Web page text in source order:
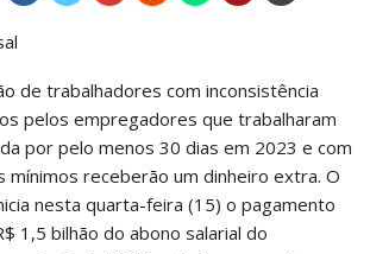
de trabalhadores com inconsistência
pelos empregadores que trabalharam
por pelo menos 30 dias em 2023 e com
mínimos receberão um dinheiro extra. O
nesta quarta-feira (15) o pagamento
1,5 bilhão do abono salarial do